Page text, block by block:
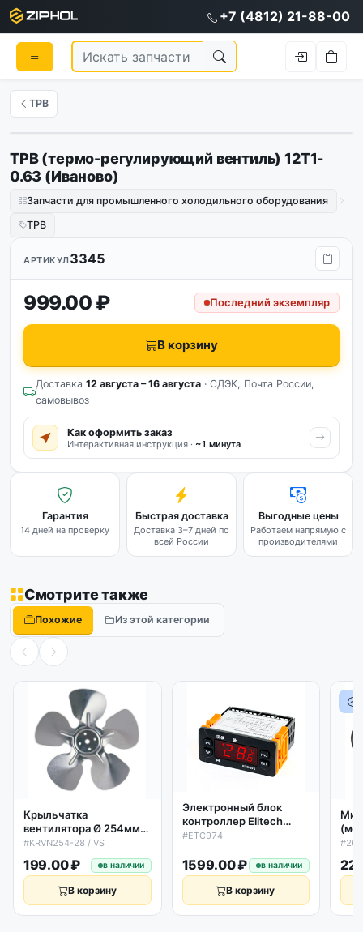
+7 (4812) 21-88-00
ТРВ
ТРВ (термо-регулирующий вентиль) 12Т1-
0.63 (Иваново)
Запчасти для промышленного холодильного оборудования
ТРВ
АРТИКУЛ3345
999.00 ₽ Последний экземпляр
В корзину
Доставка 12 августа – 16 августа · СДЭК, Почта России,
самовывоз
Как оформить заказ
Интерактивная инструкция · ~1 минута
Гарантия
14 дней на проверку
Быстрая доставка
Доставка 3–7 дней по
всей России
Выгодные цены
Работаем напрямую с
производителями
Смотрите также
Похожие Из этой категории
Крыльчатка
вентилятора Ø 254мм
28˚ (металлическая)
(всасывающая) Elco
#KRVN254-28 / VS
199.00 ₽ в наличии
В корзину
Электронный блок
контроллер Elitech
ETC974 (аналог Eliwell
#ETC974
1599.00 ₽ в наличии
В корзину